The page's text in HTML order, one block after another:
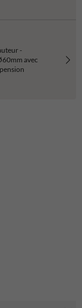
-
avec